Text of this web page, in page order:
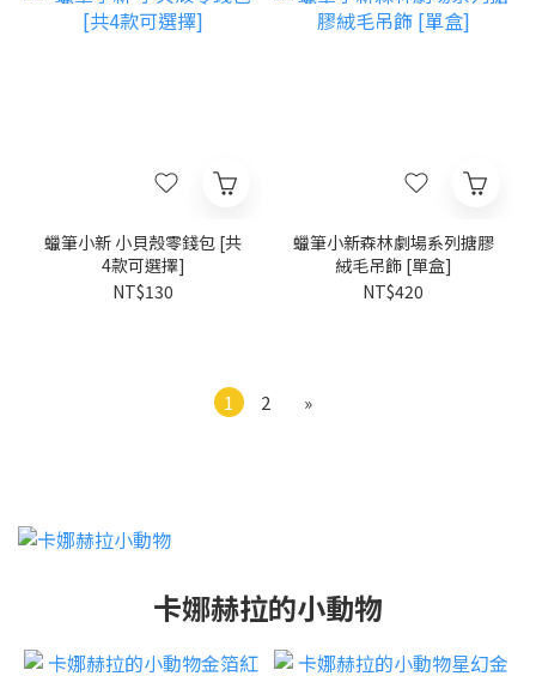
蠟筆小新 小貝殼零錢包 [共
4款可選擇]
NT$130
蠟筆小新森林劇場系列搪膠
絨毛吊飾 [單盒]
NT$420
1 2 »
卡娜赫拉的小動物